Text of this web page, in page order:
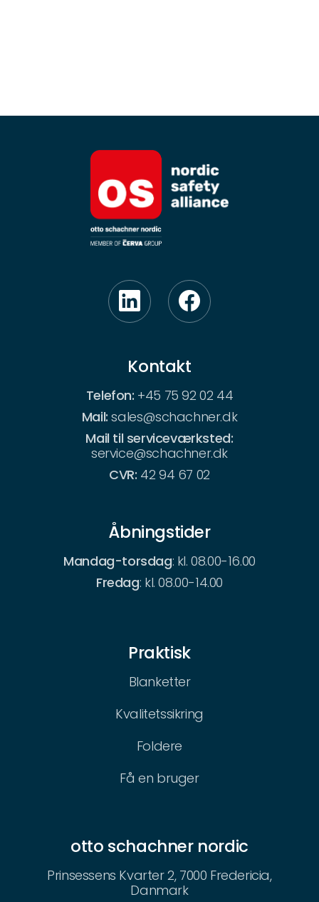
Kontakt
Telefon: +45 75 92 02 44
Mail:sales@schachner.dk
Mail til serviceværksted:
service@schachner.dk
CVR: 42 94 67 02
Åbningstider
Mandag-torsdag: kl. 08.00-16.00
Fredag: kl. 08.00-14.00
Praktisk
Blanketter
Kvalitetssikring
Foldere
Få en bruger
otto schachner nordic
Prinsessens Kvarter 2, 7000 Fredericia,
Danmark